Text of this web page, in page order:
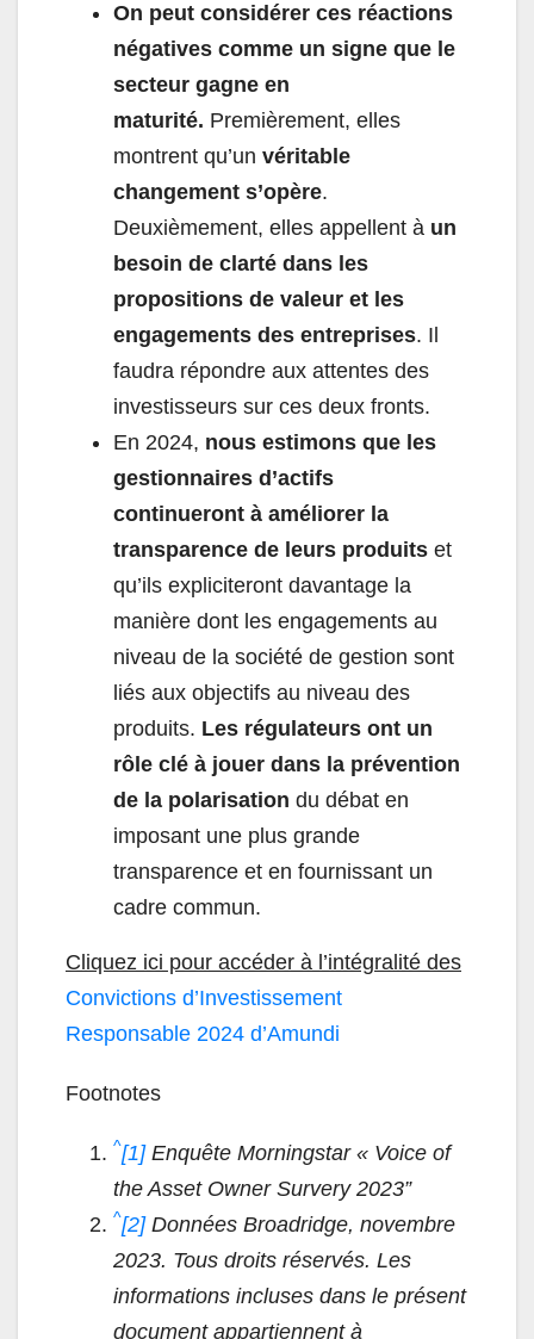
On peut considérer ces réactions
négatives comme un signe que le
secteur gagne en
maturité. Premièrement, elles
montrent qu’un véritable
changement s’opère.
Deuxièmement, elles appellent à un
besoin de clarté dans les
propositions de valeur et les
engagements des entreprises. Il
faudra répondre aux attentes des
investisseurs sur ces deux fronts.
En 2024, nous estimons que les
gestionnaires d’actifs
continueront à améliorer la
transparence de leurs produits et
qu’ils expliciteront davantage la
manière dont les engagements au
niveau de la société de gestion sont
liés aux objectifs au niveau des
produits. Les régulateurs ont un
rôle clé à jouer dans la prévention
de la polarisation du débat en
imposant une plus grande
transparence et en fournissant un
cadre commun.
Cliquez ici pour accéder à l’intégralité des
Convictions d’Investissement
Responsable 2024 d’Amundi
Footnotes
^[1]Enquête Morningstar « Voice of
the Asset Owner Survery 2023”
^[2]Données Broadridge, novembre
2023. Tous droits réservés. Les
informations incluses dans le présent
document appartiennent à